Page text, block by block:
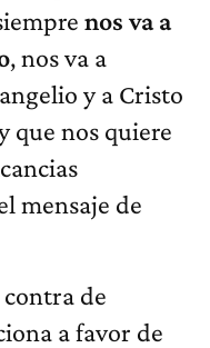
nos va a
, nos va a
y a Cristo
que nos quiere
mensaje de
de
a favor de